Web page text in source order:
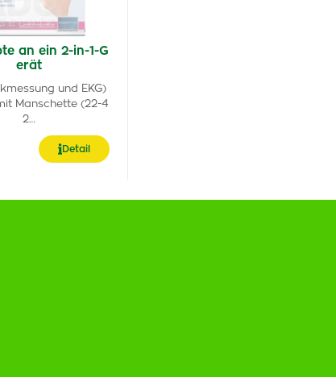
an ein 2-in-1-G
erät
und EKG)
Manschette (22-4
2…
Detail